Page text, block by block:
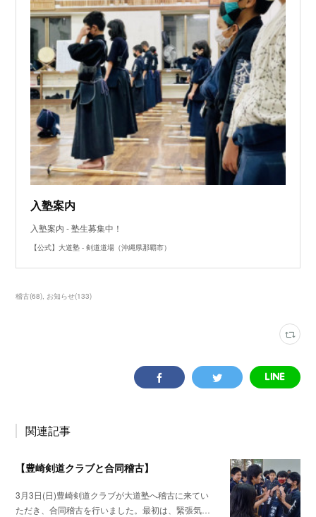
入塾案内
入塾案内 - 塾生募集中！
【公式】大道塾 - 剣道道場（沖縄県那覇市）
稽古(68) お知らせ(133)
関連記事
【豊崎剣道クラブと合同稽古】
3月3日(日)豊崎剣道クラブが大道塾へ稽古に来てい
ただき、合同稽古を行いました。最初は、緊張気…